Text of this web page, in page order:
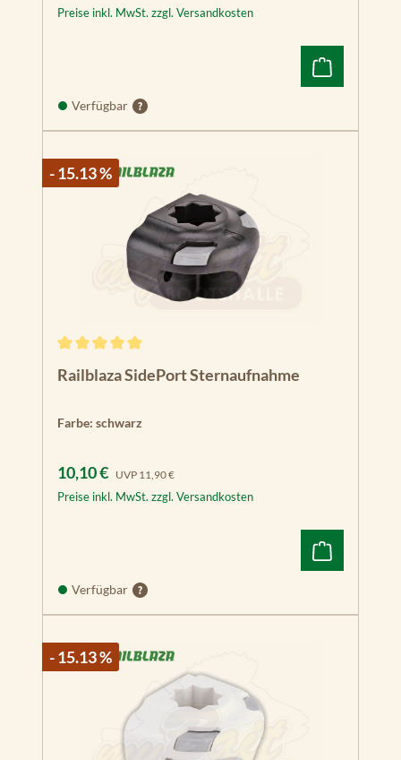
Preise inkl. MwSt. zzgl. Versandkosten
Verfügbar
- 15.13 %
Railblaza SidePort Sternaufnahme
Farbe: schwarz
Verkaufspreis:
10,10 € UVP Regulärer Preis:
11,90 €
Preise inkl. MwSt. zzgl. Versandkosten
Verfügbar
- 15.13 %